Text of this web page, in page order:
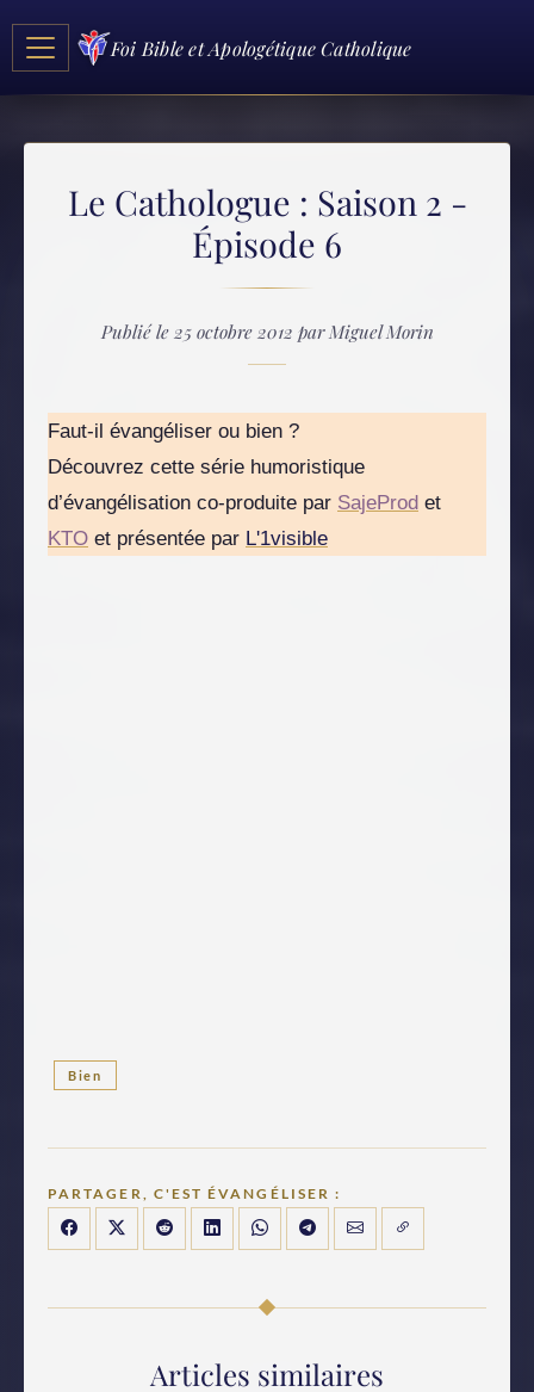
Foi Bible et Apologétique Catholique
Le Cathologue : Saison 2 -
Épisode 6
Publié le 25 octobre 2012 par Miguel Morin
Faut-il évangéliser ou bien ?
Découvrez cette série humoristique
d’évangélisation co-produite par SajeProd et
KTO et présentée par L'1visible
Bien
PARTAGER, C'EST ÉVANGÉLISER :
Articles similaires